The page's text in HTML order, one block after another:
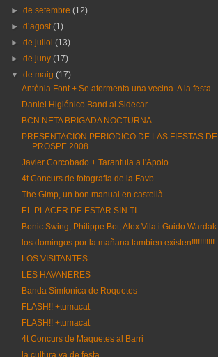
►de setembre(12)
►d’agost(1)
►de juliol(13)
►de juny(17)
▼de maig(17)
Antònia Font + Se atormenta una vecina. A la festa...
Daniel Higiénico Band al Sidecar
BCN NETA BRIGADA NOCTURNA
PRESENTACION PERIODICO DE LAS FIESTAS DE
PROSPE 2008
Javier Corcobado + Tarantula a l'Apolo
4t Concurs de fotografia de la Favb
The Gimp, un bon manual en castellà
EL PLACER DE ESTAR SIN TI
Bonic Swing; Philippe Bot, Alex Vila i Guido Wardak
los domingos por la mañana tambien existen!!!!!!!!!!!
LOS VISITANTES
LES HAVANERES
Banda Simfonica de Roquetes
FLASH!! +tumacat
FLASH!! +tumacat
4t Concurs de Maquetes al Barri
la cultura va de festa